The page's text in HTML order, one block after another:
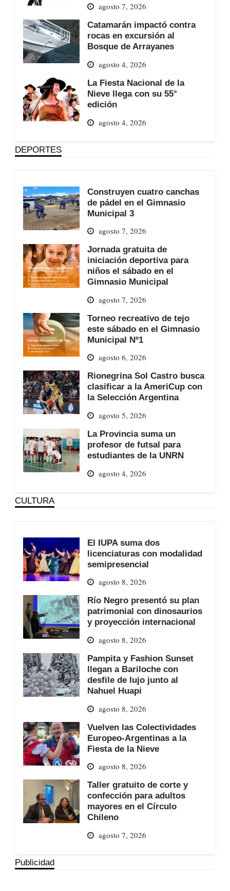
agosto 7, 2026
Catamarán impactó contra
rocas en excursión al
Bosque de Arrayanes
agosto 4, 2026
La Fiesta Nacional de la
Nieve llega con su 55°
edición
agosto 4, 2026
DEPORTES
Construyen cuatro canchas
de pádel en el Gimnasio
Municipal 3
agosto 7, 2026
Jornada gratuita de
iniciación deportiva para
niños el sábado en el
Gimnasio Municipal
agosto 7, 2026
Torneo recreativo de tejo
este sábado en el Gimnasio
Municipal Nº1
agosto 6, 2026
Rionegrina Sol Castro busca
clasificar a la AmeriCup con
la Selección Argentina
agosto 5, 2026
La Provincia suma un
profesor de futsal para
estudiantes de la UNRN
agosto 4, 2026
CULTURA
El IUPA suma dos
licenciaturas con modalidad
semipresencial
agosto 8, 2026
Río Negro presentó su plan
patrimonial con dinosaurios
y proyección internacional
agosto 8, 2026
Pampita y Fashion Sunset
llegan a Bariloche con
desfile de lujo junto al
Nahuel Huapi
agosto 8, 2026
Vuelven las Colectividades
Europeo-Argentinas a la
Fiesta de la Nieve
agosto 8, 2026
Taller gratuito de corte y
confección para adultos
mayores en el Círculo
Chileno
agosto 7, 2026
Publicidad